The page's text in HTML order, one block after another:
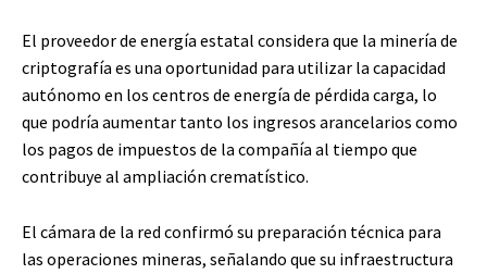
El proveedor de energía estatal considera que la minería de
criptografía es una oportunidad para utilizar la capacidad
autónomo en los centros de energía de pérdida carga, lo
que podría aumentar tanto los ingresos arancelarios como
los pagos de impuestos de la compañía al tiempo que
contribuye al ampliación crematístico.
El cámara de la red confirmó su preparación técnica para
las operaciones mineras, señalando que su infraestructura